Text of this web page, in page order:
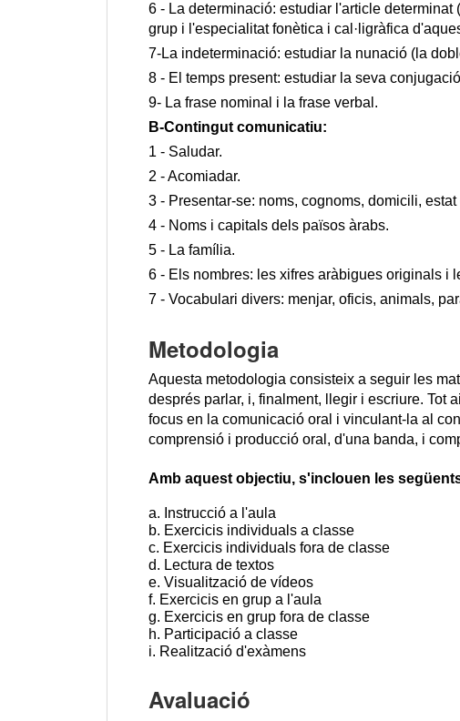
6 - La determinació: estudiar l'article determinat (
grup i l'especialitat fonètica i cal·ligràfica
7-La indeterminació: estudiar la nunació (la
8 - El temps present: estudiar la seva
9- La frase nominal i la frase verbal.
B-Contingut comunicatiu:
1 - Saludar.
2 - Acomiadar.
3 - Presentar-se: noms, cognoms, domicili, estat
4 - Noms i capitals dels països àrabs.
5 - La família.
6 - Els nombres: les xifres aràbigues originals i
7 - Vocabulari divers: menjar, oficis, animals,
Metodologia
Aquesta metodologia consisteix a seguir les
després parlar, i, finalment, llegir i escriure. Tot
focus en la comunicació oral i vinculant-la al
comprensió i producció oral, d'una banda, i
Amb aquest objectiu, s'inclouen les
a. Instrucció a l'aula
b. Exercicis individuals a classe
c. Exercicis individuals fora de classe
d. Lectura de textos
e. Visualització de vídeos
f. Exercicis en grup a l'aula
g. Exercicis en grup fora de classe
h. Participació a classe
i. Realització d'exàmens
Avaluació